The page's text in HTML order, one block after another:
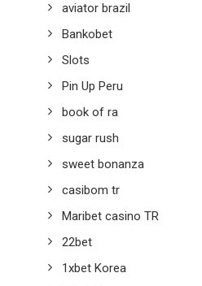
aviator brazil
Bankobet
Slots
Pin Up Peru
book of ra
sugar rush
sweet bonanza
casibom tr
Maribet casino TR
22bet
1xbet Korea